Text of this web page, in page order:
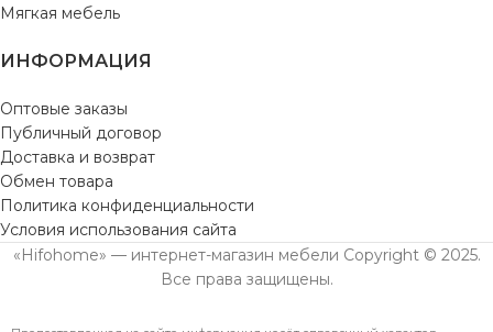
Мягкая мебель
ИНФОРМАЦИЯ
Оптовые заказы
Публичный договор
Доставка и возврат
Обмен товара
Политика конфиденциальности
Условия использования сайта
«Hifohome» — интернет-магазин мебели Copyright © 2025.
Все права защищены.